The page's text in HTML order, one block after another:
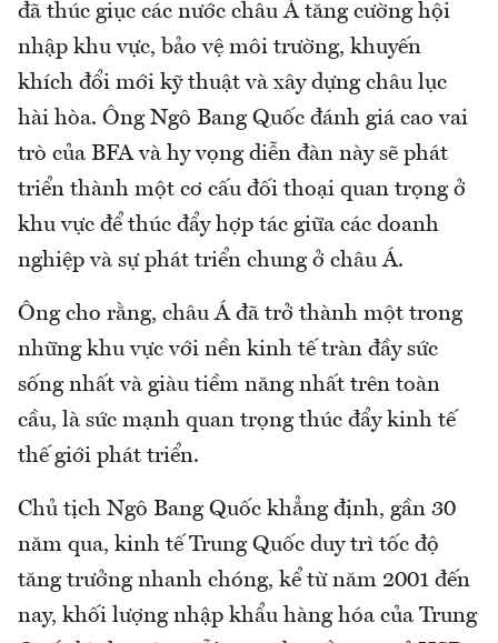
đã thúc giục các nước châu Á tăng cường hội
nhập khu vực, bảo vệ môi trường, khuyến
khích đổi mới kỹ thuật và xây dựng châu lục
hài hòa. Ông Ngô Bang Quốc đánh giá cao vai
trò của BFA và hy vọng diễn đàn này sẽ phát
triển thành một cơ cấu đối thoại quan trọng ở
khu vực để thúc đẩy hợp tác giữa các doanh
nghiệp và sự phát triển chung ở châu Á.
Ông cho rằng, châu Á đã trở thành một trong
những khu vực với nền kinh tế tràn đầy sức
sống nhất và giàu tiềm năng nhất trên toàn
cầu, là sức mạnh quan trọng thúc đẩy kinh tế
thế giới phát triển.
Chủ tịch Ngô Bang Quốc khẳng định, gần 30
năm qua, kinh tế Trung Quốc duy trì tốc độ
tăng trưởng nhanh chóng, kể từ năm 2001 đến
nay, khối lượng nhập khẩu hàng hóa của Trung